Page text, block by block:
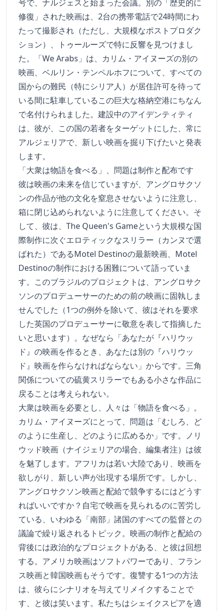
号で、ナルジェスと始まった会議。別の「歴史的に
修復」された映画は、2台の携帯電話で24時間にわ
たって撮影され（ただし、大規模なポストプロダク
ション）、トゥールーズで特に反響を見つけまし
た。「We Arabs」は、カリム・アイヌーズの別の
映画、ベルリン・テンペルホフについて、すべての
国からの難民（特にシリア人）が居住許可を待って
いる間に駐車しているこの巨大な格納空港にちなん
で名付けられました。建設中のアイデンティティ
は、彼が、この国の若者をターゲットにした、常に
アルジェリアで、新しい映画を掘り下げたいと発表
します。
「大衆は物語を食べる」、問題は制作と配布です
彼は映画の未来を信じていますが、アングロサクソ
ンの作品が他の文化を窒息させないように注意し、
箱に閉じ込められないように注意してください。そ
して、彼は、The Queen's Gameという大規模な国
際制作に次ぐエロティックなスリラー（カンヌで選
ばれた）であるMotel Destinoの最新映画、Motel
Destinoの制作における困難について語っていま
す。このブラジルのプロジェクトは、アングロサク
ソンのプロデューサーのための前の映画に固執しま
せんでした（1つの例外を除いて、彼はそれを要求
した英国のプロデューサーに敬意を表して指摘した
いと思います）。なぜなら「あなたが『ハリウッ
ド』の映画を作るとき、あなたは別の『ハリウッ
ド』映画を作らなければならない」からです。三角
関係についての硫黄スリラーでもある小さな作品に
戻ることは考えられない。
大衆は映画を必要とし、人々は「物語を食べる」。
カリム・アイヌーズにとって、問題は「むしろ、ど
のように生産し、どのように広めるか」です。ノリ
ウッド映画（ナイジェリアの場合、編集者注）は彼
を魅了します。アフリカは若い大陸であり、映画を
欲しがり、新しい声が出現する場所です。しかし、
アングロサクソン映画と配給で競争するにはどうす
ればいいですか？自宅で映画を見られるのに苦労し
ている、いわゆる「南部」諸国のすべての監督との
議論で繰り返されるトピック。映画の制作と配給の
背後には政治的なプロジェクトがある、と彼は回想
する。アメリカ映画はソフトパワーであり、フラン
ス映画と韓国映画もそうです。復讐する1つの方法
は、彼らにシナリオを与えてリメイクすることで
す、と彼は笑います。私たちはシェイクスピアを適